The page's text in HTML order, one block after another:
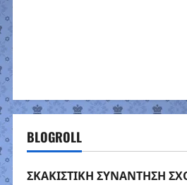
BLOGROLL
ΣΚΑΚΙΣΤΙΚΗ ΣΥΝΑΝΤΗΣΗ